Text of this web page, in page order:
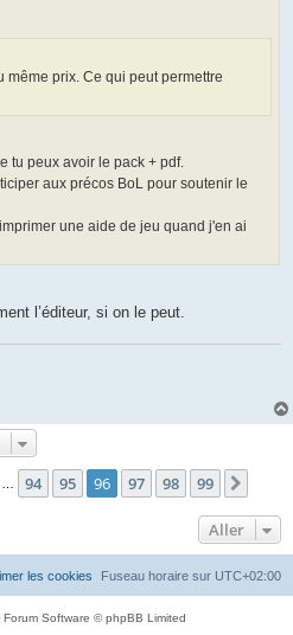
même prix. Ce qui peut permettre
tu peux avoir le pack + pdf.
aux précos BoL pour soutenir le
une aide de jeu quand j'en ai
l’éditeur, si on le peut.
sur 99
… 94 95 96 97 98 99
Aller
Fuseau horaire sur UTC+02:00
les cookies
Forum Software © phpBB Limited